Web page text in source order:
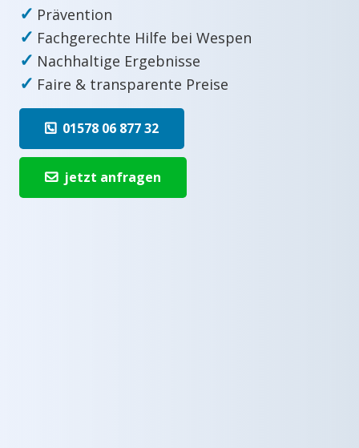
✓ Prävention
✓ Fachgerechte Hilfe bei Wespen
✓ Nachhaltige Ergebnisse
✓ Faire & transparente Preise
01578 06 877 32
jetzt anfragen